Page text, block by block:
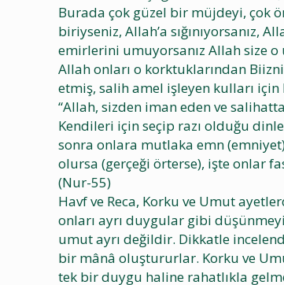
Burada çok güzel bir müjdeyi, çok
biriyseniz, Allah’a sığınıyorsanız,
emirlerini umuyorsanız Allah size o
Allah onları o korktuklarından
etmiş, salih amel işleyen kulları için
“Allah, sizden iman eden ve
Kendileri için seçip razı olduğu
sonra onlara mutlaka emn
olursa (gerçeği örterse), işte onlar
(Nur-55)
Havf ve Reca, Korku ve Umut
onları ayrı duygular gibi
umut ayrı değildir. Dikkatle
bir mânâ oluştururlar. Korku ve
tek bir duygu haline rahatlıkla